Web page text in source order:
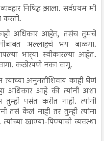
निषिद्ध झाला. सर्वप्रथम मी
करतो.
अधिकार आहेत, तसंच तुमचे
अल्लाहचं भय बाळगा.
भार्‍या स्वीकारल्या आहेत.
कठोरपणे नका वागू.
त्याच्या अनुमतीशिवाय काही घेणं
अधिकार आहे की त्यांनी अशा
पसंत करीत नाही. त्यांनी
तसं केलं नाही तर तुम्ही त्यांना
खाण्या-पिण्याची व्यवस्था